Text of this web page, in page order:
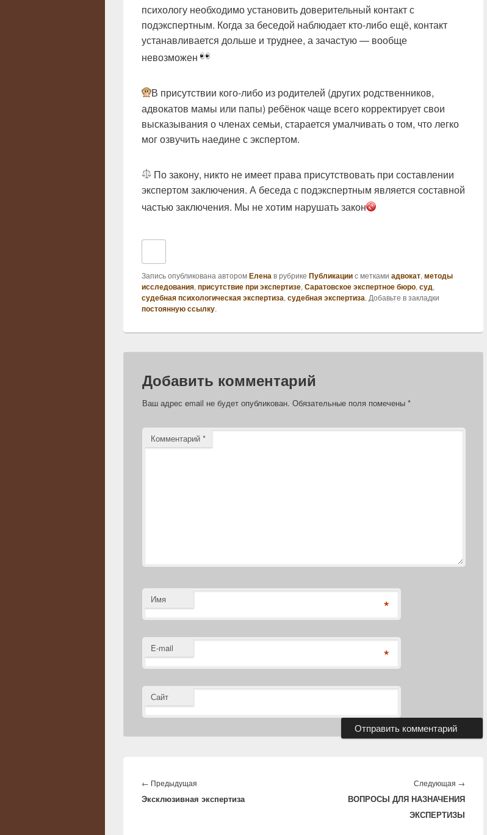
психологу необходимо установить доверительный контакт с
подэкспертным. Когда за беседой наблюдает кто-либо ещё, контакт
устанавливается дольше и труднее, а зачастую — вообще
невозможен
В присутствии кого-либо из родителей (других родственников,
адвокатов мамы или папы) ребёнок чаще всего корректирует свои
высказывания о членах семьи, старается умалчивать о том, что легко
мог озвучить наедине с экспертом.
По закону, никто не имеет права присутствовать при составлении
экспертом заключения. А беседа с подэкспертным является составной
частью заключения. Мы не хотим нарушать закон
Запись опубликована авторомЕлена в рубрике Публикациис метками адвокат, методы
исследования, присутствие при экспертизе, Саратовское экспертное бюро, суд,
судебная психологическая экспертиза, судебная экспертиза. Добавьте в закладки
постоянную ссылку.
Добавить комментарий
Ваш адрес email не будет опубликован. Обязательные поля помечены *
Комментарий *
Имя *
E-mail *
Сайт
по
записям
← Предыдущая
запись:
Эксклюзивная экспертиза
Следующая →
запись:
ВОПРОСЫ ДЛЯ НАЗНАЧЕНИЯ
ЭКСПЕРТИЗЫ